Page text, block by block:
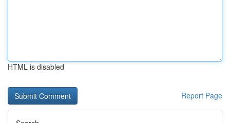
HTML is disabled
Report Page